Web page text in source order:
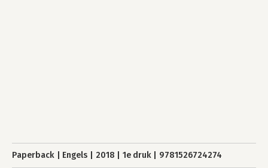
Paperback Engels 2018 1e druk 9781526724274